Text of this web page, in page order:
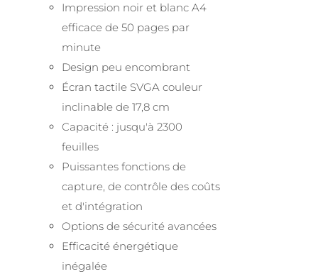
Impression noir et blanc A4
efficace de 50 pages par
minute
Design peu encombrant
Écran tactile SVGA couleur
inclinable de 17,8 cm
Capacité : jusqu'à 2300
feuilles
Puissantes fonctions de
capture, de contrôle des coûts
et d'intégration
Options de sécurité avancées
Efficacité énergétique
inégalée